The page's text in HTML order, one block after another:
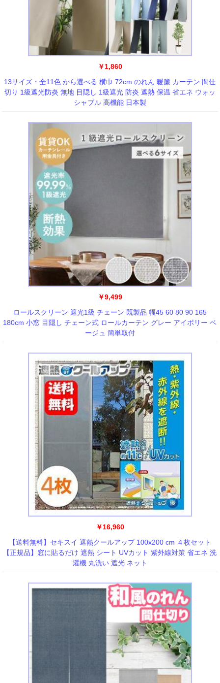
￥1,860
13サイズ・全11色 から選べる 横巾 72cm のれん 暖簾 カーテン 間仕
切り 1級遮光防炎 無地 目隠し 1級遮光 防炎 遮熱 保温 省エネ ウォッ
シャブル 高機能 日本製
￥9,499
ロールスクリーン 遮光1級 チェーン 既製品 幅45 60 80 90 165
180cm 小窓 目隠し チェーン式 ロールカーテン グレー アイボリー ベ
ージュ 簡単取付
￥16,960
【送料無料】セキスイ 遮熱クールアップ 100x200 cm ４枚セット
【正規品】窓に貼るだけ 遮熱 シート UVカット 紫外線対策 省エネ 洗
濯機 丸洗い 遮光 ネット